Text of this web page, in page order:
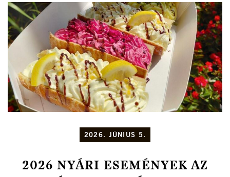
2026. JÚNIUS 5.
2026 NYÁRI ESEMÉNYEK AZ